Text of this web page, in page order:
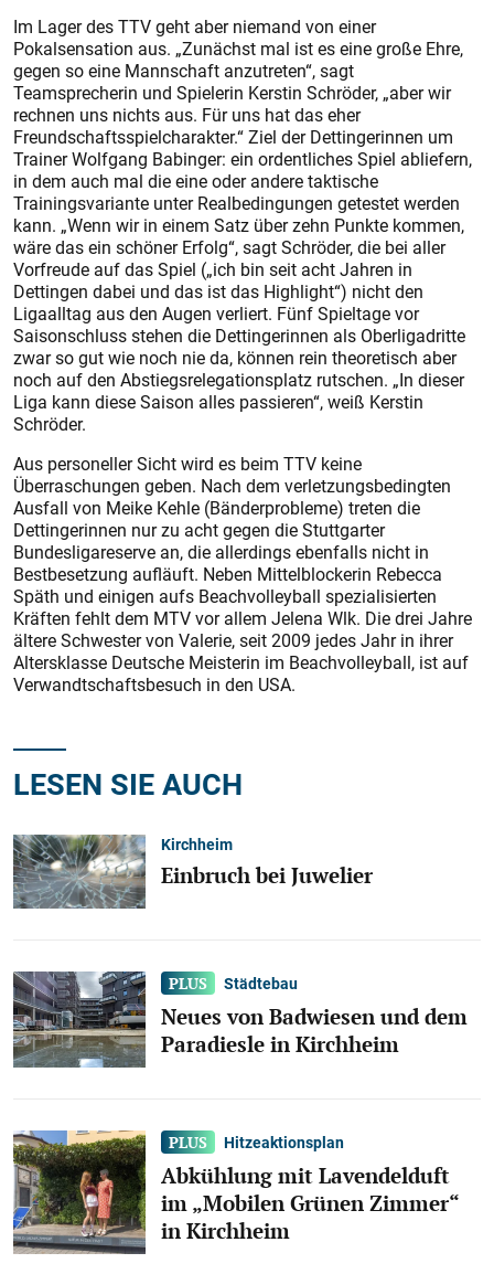
Im Lager des TTV geht aber niemand von einer
Pokalsensation aus. „Zunächst mal ist es eine große Ehre,
gegen so eine Mannschaft anzutreten“, sagt
Teamsprecherin und Spielerin Kerstin Schröder, „aber wir
rechnen uns nichts aus. Für uns hat das eher
Freundschaftsspielcharakter.“ Ziel der Dettingerinnen um
Trainer Wolfgang Babinger: ein ordentliches Spiel abliefern,
in dem auch mal die eine oder andere taktische
Trainingsvariante unter Realbedingungen getestet werden
kann. „Wenn wir in einem Satz über zehn Punkte kommen,
wäre das ein schöner Erfolg“, sagt Schröder, die bei aller
Vorfreude auf das Spiel („ich bin seit acht Jahren in
Dettingen dabei und das ist das Highlight“) nicht den
Ligaalltag aus den Augen verliert. Fünf Spieltage vor
Saisonschluss stehen die Dettingerinnen als Oberligadritte
zwar so gut wie noch nie da, können rein theoretisch aber
noch auf den Abstiegsrelegationsplatz rutschen. „In dieser
Liga kann diese Saison alles passieren“, weiß Kerstin
Schröder.
Aus personeller Sicht wird es beim TTV keine
Überraschungen geben. Nach dem verletzungsbedingten
Ausfall von Meike Kehle (Bänderprobleme) treten die
Dettingerinnen nur zu acht gegen die Stuttgarter
Bundesligareserve an, die allerdings ebenfalls nicht in
Bestbesetzung aufläuft. Neben Mittelblockerin Rebecca
Späth und einigen aufs Beachvolleyball spezialisierten
Kräften fehlt dem MTV vor allem Jelena Wlk. Die drei Jahre
ältere Schwester von Valerie, seit 2009 jedes Jahr in ihrer
Altersklasse Deutsche Meisterin im Beachvolleyball, ist auf
Verwandtschaftsbesuch in den USA.
LESEN SIE AUCH
Kirchheim
Einbruch bei Juwelier
Städtebau
Neues von Badwiesen und dem
Paradiesle in Kirchheim
Hitzeaktionsplan
Abkühlung mit Lavendelduft
im „Mobilen Grünen Zimmer“
in Kirchheim